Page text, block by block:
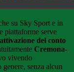
su Sky Sport e in
piattaforme serve
del conto
Cremona-
vivendo
genere, senza alcun